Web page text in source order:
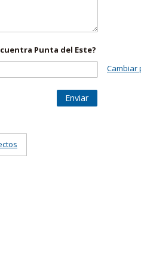
Punta del Este?
Cambiar
Enviar